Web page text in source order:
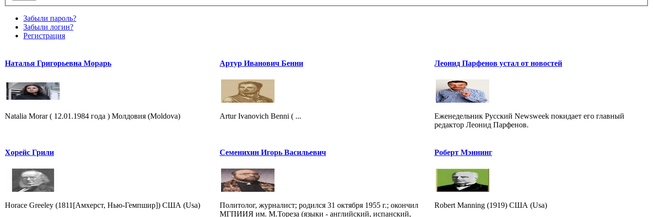
Забыли пароль?
Забыли логин?
Регистрация
Наталья Григорьевна Морарь
Natalia Morar ( 12.01.1984 года ) Молдовия (Moldova)
Артур Иванович Бенни
Artur Ivanovich Benni ( ...
Леонид Парфенов устал от новостей
Еженедельник Русский Newsweek покидает его главный
редактор Леонид Парфенов.
Хорейс Грили
Horace Greeley (1811[Амхерст, Нью-Гемпшир]) США (Usa)
Семенихин Игорь Васильевич
Политолог, журналист; родился 31 октября 1955 г.; окончил
МГПИИЯ им. М.Тореза (языки - английский, испанский,
Роберт Мэннинг
Robert Manning (1919) США (Usa)